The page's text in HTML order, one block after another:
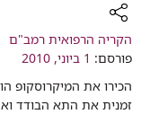
רכיב
שיתוף
הקריה הרפואית רמב"ם
פורסם: 1 ביוני, 2010
הכירו את המיקרוסקופ
זמנית את התא הבודד